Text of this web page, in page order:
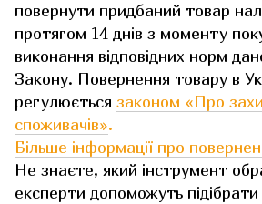
повернути придбаний товар
протягом 14 днів з моменту
виконання відповідних норм
Закону. Повернення товару в
регулюється законом «Про
споживачів».
Більше інформації про
Не знаєте, який інструмент
експерти допоможуть